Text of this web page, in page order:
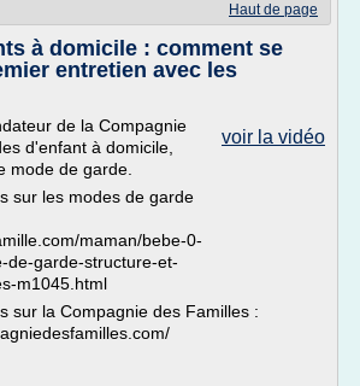
Haut de page
à domicile : comment se
entretien avec les
voir la vidéo
de la Compagnie
d'enfant à domicile,
mode de garde.
sur les modes de garde
maman/bebe-0-
de-garde-structure-et-
m1045.html
sur la Compagnie des Familles :